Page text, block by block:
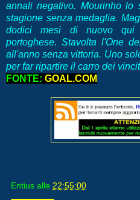
annali negativo. Mourinho lo
stagione senza medaglia.
dodici mesi di nuovo qui
portoghese. Stavolta l'One
all'anno senza vittoria. Uno
per far ripartire il carro dei
FONTE: GOAL.COM
Entius alle 22:55:00